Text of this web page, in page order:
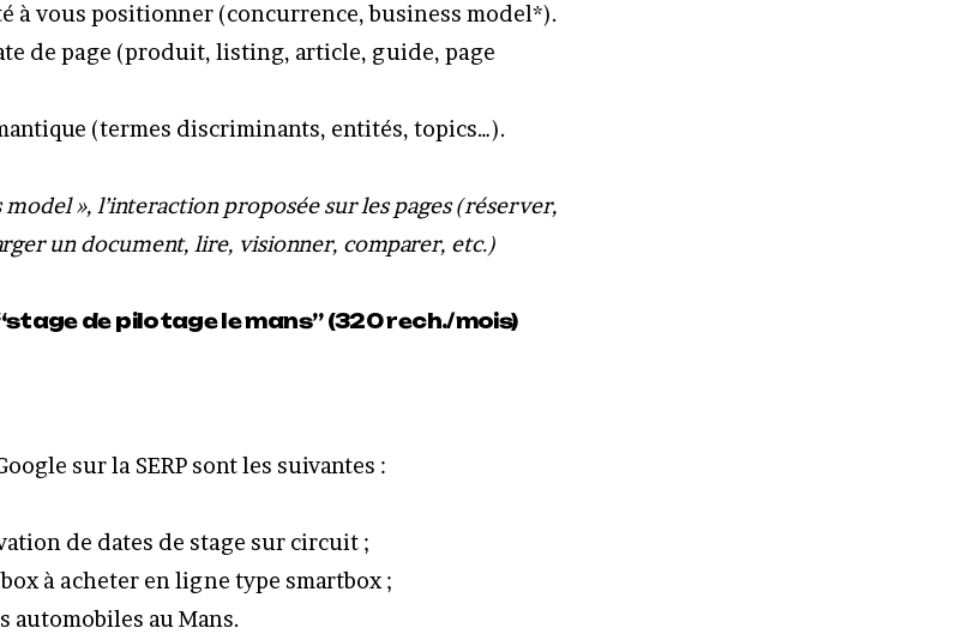
à vous positionner (concurrence, business model*).
de page (produit, listing, article, guide, page
(termes discriminants, entités, topics…).
model », l’interaction proposée sur les pages (réserver,
un document, lire, visionner, comparer, etc.)
de pilotage le mans” (320 rech./mois)
sur la SERP sont les suivantes :
de dates de stage sur circuit ;
à acheter en ligne type smartbox ;
automobiles au Mans.